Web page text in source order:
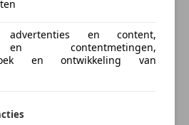
nu
advertenties en content,
contentmetingen,
en ontwikkeling van